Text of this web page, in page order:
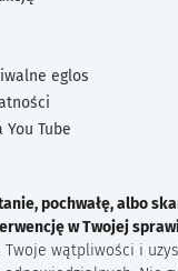
eglos
You Tube
pochwałę, albo
w Twojej
wątpliwości i